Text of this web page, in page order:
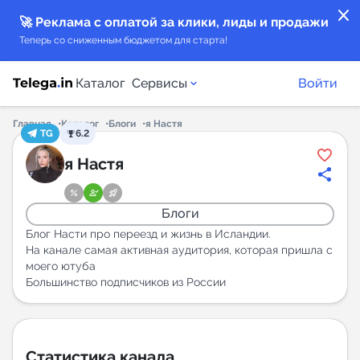
close
🚀 Реклама с оплатой за клики, лиды и продажи
Теперь со сниженным бюджетом для старта!
Каталог Сервисы
Каталог каналов
Каталог ботов
Горящие предложения
Индекс читаемости каналов в Telegram
New
Войти
Главная Каталог Блоги
я Настя
TG
6.2
я Настя
Блоги
Блог Насти про переезд и жизнь в Исландии.
На канале самая активная аудитория, которая пришла с
моего ютуба
Большинство подписчиков из России